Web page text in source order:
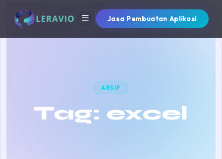
☰ Jasa Pembuatan Aplikasi
ARSIP
Tag: excel